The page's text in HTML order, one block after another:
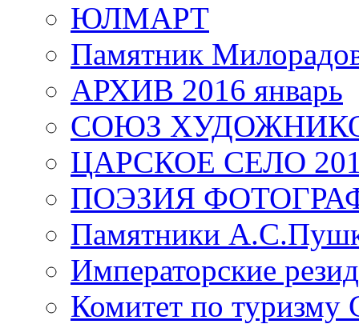
ЮЛМАРТ
Памятник
АРХИВ 2016 январь
СОЮЗ
ЦАРСКОЕ СЕЛО
ПОЭЗИЯ
Памятники
Императорские
Комитет по туризму